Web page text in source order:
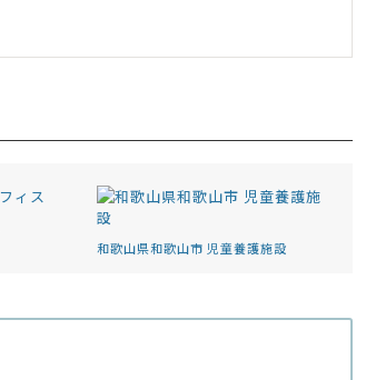
和歌山県和歌山市 児童養護施設